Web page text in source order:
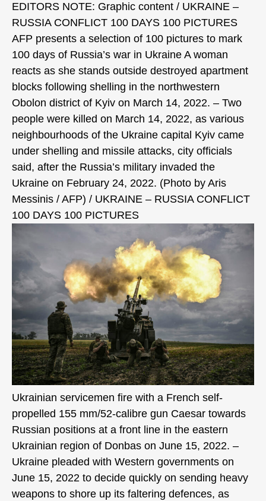
EDITORS NOTE: Graphic content / UKRAINE –
RUSSIA CONFLICT 100 DAYS 100 PICTURES
AFP presents a selection of 100 pictures to mark
100 days of Russia’s war in Ukraine A woman
reacts as she stands outside destroyed apartment
blocks following shelling in the northwestern
Obolon district of Kyiv on March 14, 2022. – Two
people were killed on March 14, 2022, as various
neighbourhoods of the Ukraine capital Kyiv came
under shelling and missile attacks, city officials
said, after the Russia’s military invaded the
Ukraine on February 24, 2022. (Photo by Aris
Messinis / AFP) / UKRAINE – RUSSIA CONFLICT
100 DAYS 100 PICTURES
Ukrainian servicemen fire with a French self-
propelled 155 mm/52-calibre gun Caesar towards
Russian positions at a front line in the eastern
Ukrainian region of Donbas on June 15, 2022. –
Ukraine pleaded with Western governments on
June 15, 2022 to decide quickly on sending heavy
weapons to shore up its faltering defences, as